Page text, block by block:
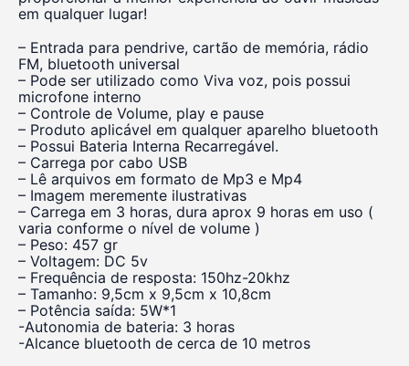
em qualquer lugar!
– Entrada para pendrive, cartão de memória, rádio
FM, bluetooth universal
– Pode ser utilizado como Viva voz, pois possui
microfone interno
– Controle de Volume, play e pause
– Produto aplicável em qualquer aparelho bluetooth
– Possui Bateria Interna Recarregável.
– Carrega por cabo USB
– Lê arquivos em formato de Mp3 e Mp4
– Imagem meremente ilustrativas
– Carrega em 3 horas, dura aprox 9 horas em uso (
varia conforme o nível de volume )
– Peso: 457 gr
– Voltagem: DC 5v
– Frequência de resposta: 150hz-20khz
– Tamanho: 9,5cm x 9,5cm x 10,8cm
– Potência saída: 5W*1
-Autonomia de bateria: 3 horas
-Alcance bluetooth de cerca de 10 metros